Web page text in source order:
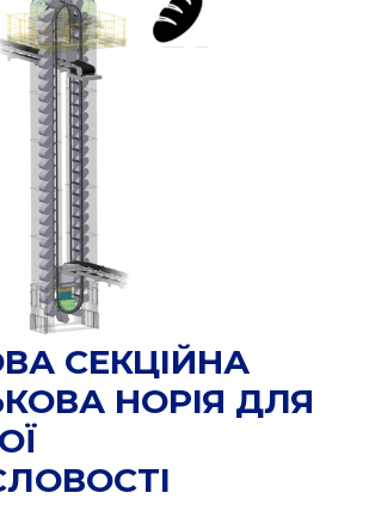
СЕКЦІЙНА
НОРІЯ ДЛЯ